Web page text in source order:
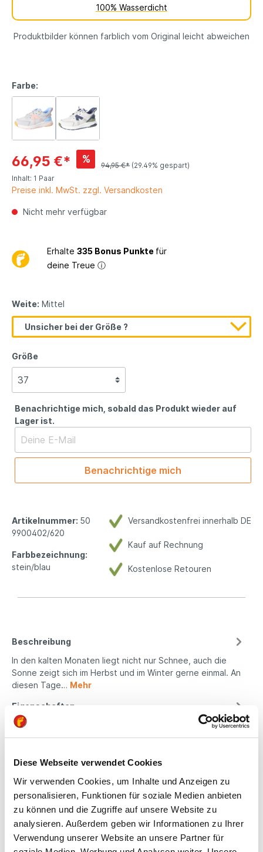
Diese Webseite verwendet Cookies
Wir verwenden Cookies, um Inhalte und Anzeigen zu
personalisieren, Funktionen für soziale Medien anbieten
zu können und die Zugriffe auf unsere Website zu
analysieren. Außerdem geben wir Informationen zu Ihrer
Verwendung unserer Website an unsere Partner für
100% Wasserdicht
Produktbilder können farblich vom Original leicht abweichen
Farbe:
66,95 €* %
94,95 €* (29.49% gespart)
Inhalt: 1 Paar
Preise inkl. MwSt. zzgl. Versandkosten
Nicht mehr verfügbar
Erhalte 335 Bonus Punkte für
deine Treue ⓘ
Weite: Mittel
Unsicher bei der Größe ?
Größe
Benachrichtige mich, sobald das Produkt wieder auf
Lager ist.
Benachrichtige mich
Versandkostenfrei innerhalb DE
Kauf auf Rechnung
Kostenlose Retouren
Artikelnummer: 50
9900402/620
Farbbezeichnung:
stein/blau
Beschreibung
In den kalten Monaten liegt nicht nur Schnee, auch die
Sonne zeigt sich im Herbst und im Winter gerne einmal. An
diesen Tage… Mehr
Eigenschaften
Produktsicherheit
Kindgerechte
Passform
All unsere Schuhe sind
auf die Bedürfnisse